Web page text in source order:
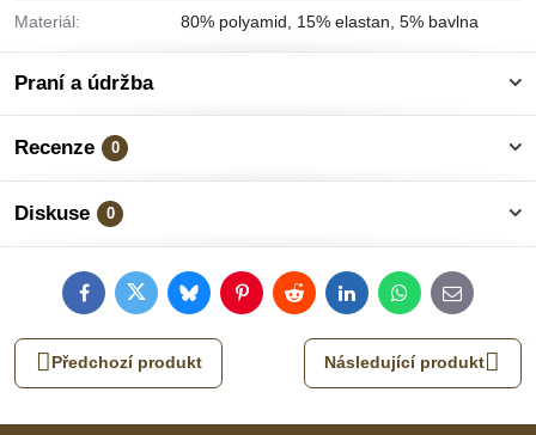
Materiál: 80% polyamid, 15% elastan, 5% bavlna
Praní a údržba
Recenze 0
Diskuse 0
FacebookTwitterBlueskyPinterestRedditLinkedInWhatsApp
E-
mail
Předchozí produkt Následující produkt